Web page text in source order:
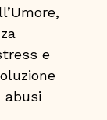
e
abusi